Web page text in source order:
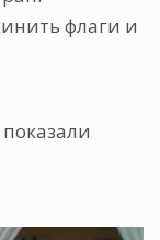
флаги и